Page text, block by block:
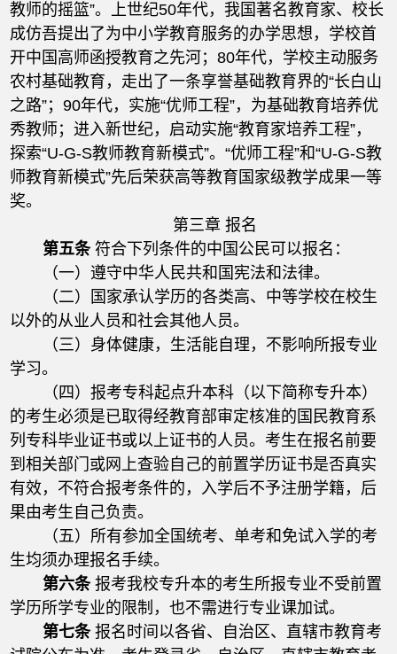
教师的摇篮”。上世纪50年代，我国著名教育家、校长
成仿吾提出了为中小学教育服务的办学思想，学校首
开中国高师函授教育之先河；80年代，学校主动服务
农村基础教育，走出了一条享誉基础教育界的“长白山
之路”；90年代，实施“优师工程”，为基础教育培养优
秀教师；进入新世纪，启动实施“教育家培养工程”，
探索“U-G-S教师教育新模式”。“优师工程”和“U-G-S教
师教育新模式”先后荣获高等教育国家级教学成果一等
奖。
第三章 报名
第五条 符合下列条件的中国公民可以报名：
（一）遵守中华人民共和国宪法和法律。
（二）国家承认学历的各类高、中等学校在校生
以外的从业人员和社会其他人员。
（三）身体健康，生活能自理，不影响所报专业
学习。
（四）报考专科起点升本科（以下简称专升本）
的考生必须是已取得经教育部审定核准的国民教育系
列专科毕业证书或以上证书的人员。考生在报名前要
到相关部门或网上查验自己的前置学历证书是否真实
有效，不符合报考条件的，入学后不予注册学籍，后
果由考生自己负责。
（五）所有参加全国统考、单考和免试入学的考
生均须办理报名手续。
第六条 报考我校专升本的考生所报专业不受前置
学历所学专业的限制，也不需进行专业课加试。
第七条报名时间以各省、自治区、直辖市教育考